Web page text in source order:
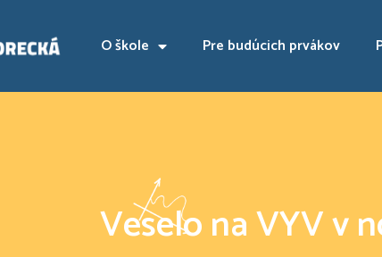
O škole Pre budúcich prvákov
Veselo na VYV v